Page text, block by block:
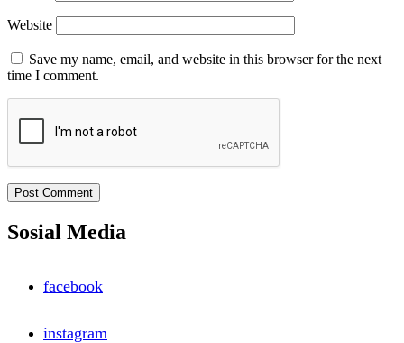
Website
Save my name, email, and website in this browser for the next
time I comment.
Sosial Media
facebook
instagram